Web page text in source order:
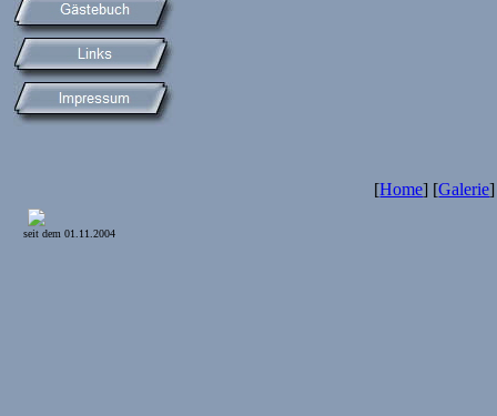
seit dem 01.11.2004
[Home] [Galerie